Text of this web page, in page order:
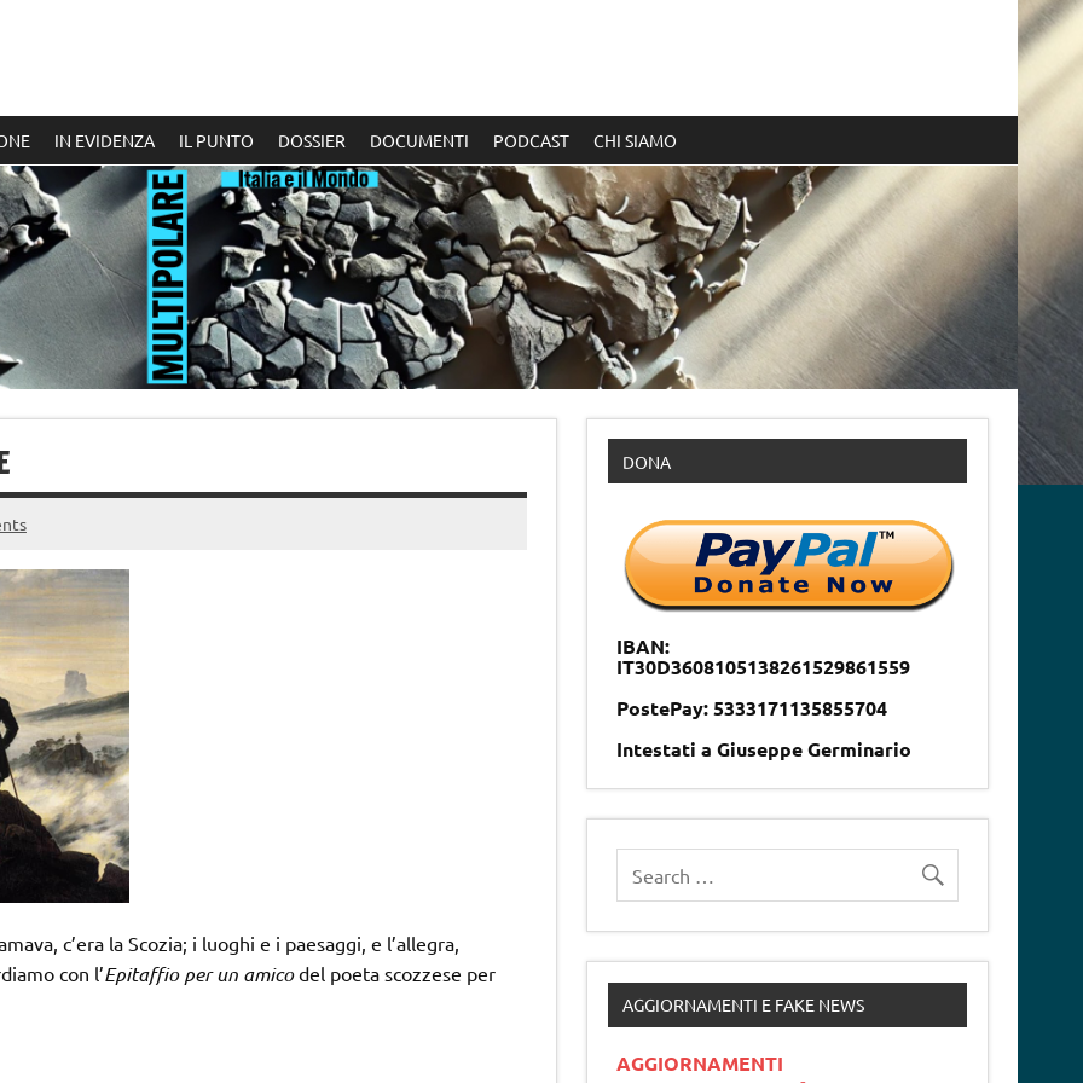
IN EVIDENZA IL PUNTO DOSSIER DOCUMENTI PODCAST CHI SIAMO
c’era la Scozia; i luoghi e i paesaggi, e l’allegra,
con l’Epitaffio per un amicodel poeta scozzese per
DONA
IBAN:
IT30D3608105138261529861559
PostePay: 5333171135855704
Intestati a Giuseppe Germinario
AGGIORNAMENTI E FAKE NEWS
AGGIORNAMENTI